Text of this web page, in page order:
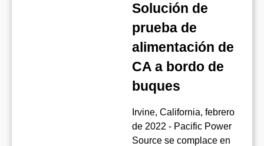
Solución de
prueba de
alimentación de
CA a bordo de
buques
Irvine, California, febrero
de 2022 - Pacific Power
Source se complace en